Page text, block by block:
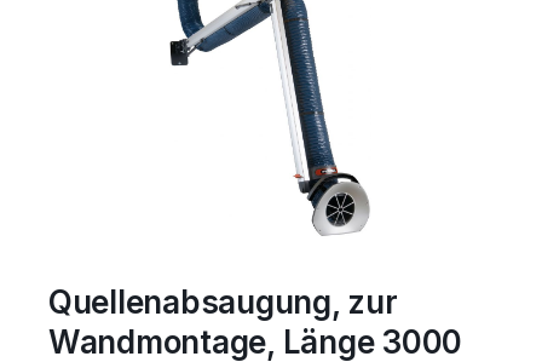
Quellenabsaugung, zur
Wandmontage, Länge 3000